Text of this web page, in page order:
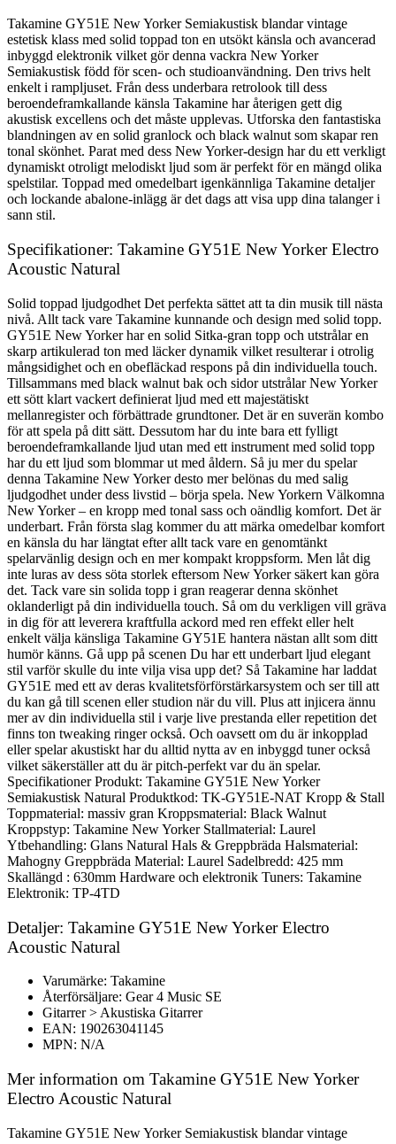
Takamine GY51E New Yorker Semiakustisk blandar vintage
estetisk klass med solid toppad ton en utsökt känsla och avancerad
inbyggd elektronik vilket gör denna vackra New Yorker
Semiakustisk född för scen- och studioanvändning. Den trivs helt
enkelt i rampljuset. Från dess underbara retrolook till dess
beroendeframkallande känsla Takamine har återigen gett dig
akustisk excellens och det måste upplevas. Utforska den fantastiska
blandningen av en solid granlock och black walnut som skapar ren
tonal skönhet. Parat med dess New Yorker-design har du ett verkligt
dynamiskt otroligt melodiskt ljud som är perfekt för en mängd olika
spelstilar. Toppad med omedelbart igenkännliga Takamine detaljer
och lockande abalone-inlägg är det dags att visa upp dina talanger i
sann stil.
Specifikationer: Takamine GY51E New Yorker Electro
Acoustic Natural
Solid toppad ljudgodhet Det perfekta sättet att ta din musik till nästa
nivå. Allt tack vare Takamine kunnande och design med solid topp.
GY51E New Yorker har en solid Sitka-gran topp och utstrålar en
skarp artikulerad ton med läcker dynamik vilket resulterar i otrolig
mångsidighet och en obefläckad respons på din individuella touch.
Tillsammans med black walnut bak och sidor utstrålar New Yorker
ett sött klart vackert definierat ljud med ett majestätiskt
mellanregister och förbättrade grundtoner. Det är en suverän kombo
för att spela på ditt sätt. Dessutom har du inte bara ett fylligt
beroendeframkallande ljud utan med ett instrument med solid topp
har du ett ljud som blommar ut med åldern. Så ju mer du spelar
denna Takamine New Yorker desto mer belönas du med salig
ljudgodhet under dess livstid – börja spela. New Yorkern Välkomna
New Yorker – en kropp med tonal sass och oändlig komfort. Det är
underbart. Från första slag kommer du att märka omedelbar komfort
en känsla du har längtat efter allt tack vare en genomtänkt
spelarvänlig design och en mer kompakt kroppsform. Men låt dig
inte luras av dess söta storlek eftersom New Yorker säkert kan göra
det. Tack vare sin solida topp i gran reagerar denna skönhet
oklanderligt på din individuella touch. Så om du verkligen vill gräva
in dig för att leverera kraftfulla ackord med ren effekt eller helt
enkelt välja känsliga Takamine GY51E hantera nästan allt som ditt
humör känns. Gå upp på scenen Du har ett underbart ljud elegant
stil varför skulle du inte vilja visa upp det? Så Takamine har laddat
GY51E med ett av deras kvalitetsförförstärkarsystem och ser till att
du kan gå till scenen eller studion när du vill. Plus att injicera ännu
mer av din individuella stil i varje live prestanda eller repetition det
finns ton tweaking ringer också. Och oavsett om du är inkopplad
eller spelar akustiskt har du alltid nytta av en inbyggd tuner också
vilket säkerställer att du är pitch-perfekt var du än spelar.
Specifikationer Produkt: Takamine GY51E New Yorker
Semiakustisk Natural Produktkod: TK-GY51E-NAT Kropp & Stall
Toppmaterial: massiv gran Kroppsmaterial: Black Walnut
Kroppstyp: Takamine New Yorker Stallmaterial: Laurel
Ytbehandling: Glans Natural Hals & Greppbräda Halsmaterial:
Mahogny Greppbräda Material: Laurel Sadelbredd: 425 mm
Skallängd : 630mm Hardware och elektronik Tuners: Takamine
Elektronik: TP-4TD
Detaljer: Takamine GY51E New Yorker Electro
Acoustic Natural
Varumärke: Takamine
Återförsäljare: Gear 4 Music SE
Gitarrer > Akustiska Gitarrer
EAN: 190263041145
MPN: N/A
Mer information om Takamine GY51E New Yorker
Electro Acoustic Natural
Takamine GY51E New Yorker Semiakustisk blandar vintage